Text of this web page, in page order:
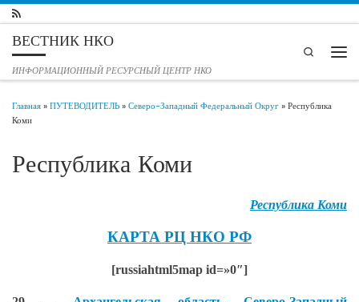
Перейти к содержимому
ВЕСТНИК НКО
ИНФОРМАЦИОННЫЙ РЕСУРСНЫЙ ЦЕНТР НКО
Search
Главная»ПУТЕВОДИТЕЛЬ»Северо-Западный Федеральный Округ»Республика
Коми
Республика Коми
Республика Коми
КАРТА РЦ НКО РФ
[russiahtml5map id=»0″]